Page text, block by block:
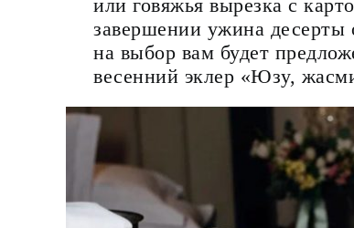
или говяжья вырезка с
завершении ужина десерты
на выбор вам будет
весенний эклер «Юзу,